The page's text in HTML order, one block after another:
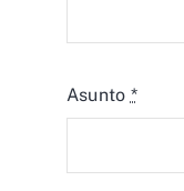
Asunto *